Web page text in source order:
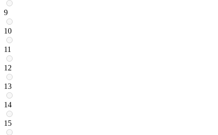
9
10
11
12
13
14
15